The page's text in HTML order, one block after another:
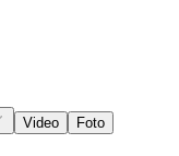
Video Foto